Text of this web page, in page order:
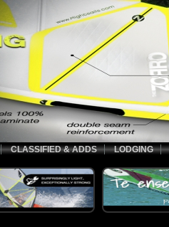
CLASSIFIED & ADDS LODGING